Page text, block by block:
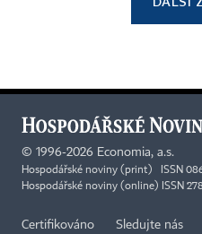
© 1996-2026 Economia, a.s.
Hospodářské noviny (print) ISSN
Hospodářské noviny (online) ISSN
Certifikováno Sledujte nás